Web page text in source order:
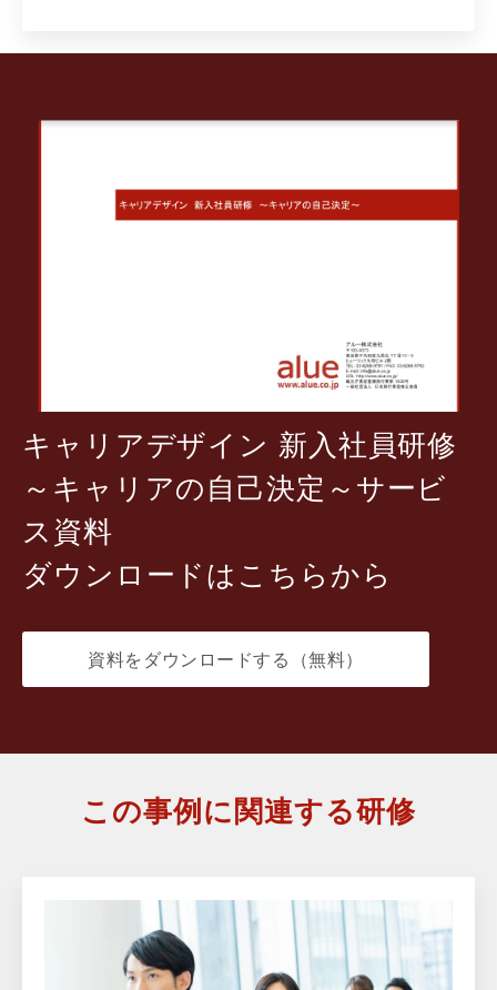
キャリアデザイン 新入社員研修
～キャリアの自己決定～サービ
ス資料
ダウンロードはこちらから
資料をダウンロードする（無料）
この事例に関連する研修